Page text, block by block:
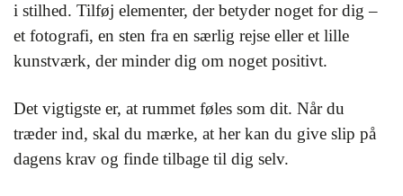
i stilhed. Tilføj elementer, der betyder noget for dig –
et fotografi, en sten fra en særlig rejse eller et lille
kunstværk, der minder dig om noget positivt.
Det vigtigste er, at rummet føles som dit. Når du
træder ind, skal du mærke, at her kan du give slip på
dagens krav og finde tilbage til dig selv.